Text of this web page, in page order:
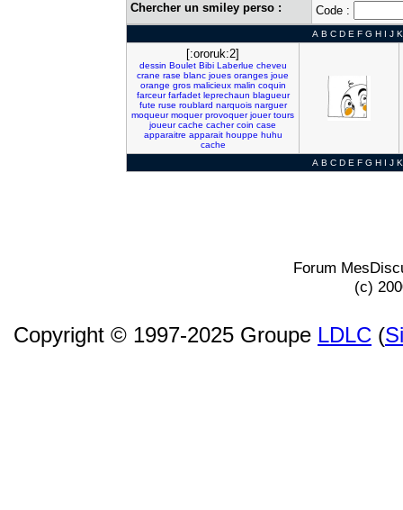
Chercher un smiley perso : Code :
A B C D E F G H I J K
[:ororuk:2]
dessin Boulet Bibi Laberlue cheveu
crane rase blanc joues oranges joue
orange gros malicieux malin coquin
farceur farfadet leprechaun blagueur
fute ruse roublard narquois narguer
moqueur moquer provoquer jouer tours
joueur cache cacher coin case
apparaitre apparait houppe huhu
cache
A B C D E F G H I J K
Forum
(c)
Copyright © 1997-2025 Groupe LDLC (